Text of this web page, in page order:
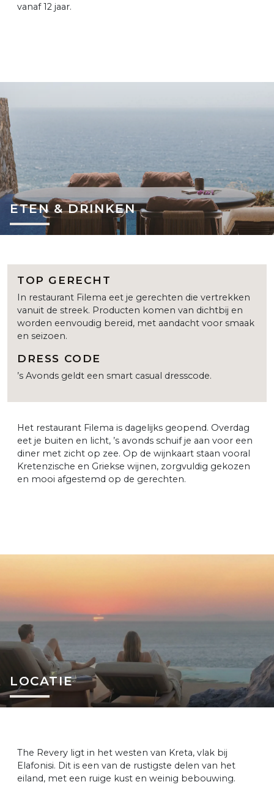
vanaf 12 jaar.
ETEN & DRINKEN
TOP GERECHT
In restaurant Filema eet je gerechten die vertrekken
vanuit de streek. Producten komen van dichtbij en
worden eenvoudig bereid, met aandacht voor smaak
en seizoen.
DRESS CODE
’s Avonds geldt een smart casual dresscode.
Het restaurant Filema is dagelijks geopend. Overdag
eet je buiten en licht, ’s avonds schuif je aan voor een
diner met zicht op zee. Op de wijnkaart staan vooral
Kretenzische en Griekse wijnen, zorgvuldig gekozen
en mooi afgestemd op de gerechten.
LOCATIE
The Revery ligt in het westen van Kreta, vlak bij
Elafonisi. Dit is een van de rustigste delen van het
eiland, met een ruige kust en weinig bebouwing.